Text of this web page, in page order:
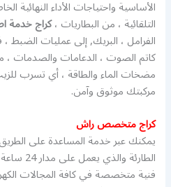
الأساسية واحتياجات الأداء النهائية
التلقائية ، من البطاريات ،كراج خدمة
الفرامل ، البريك, إلى عمليات الضبط
كاتم الصوت ، الدعامات والصدمات ،
مضخات الماء والطاقة ، أي تسرب
مركبتك موثوق وآمن.
كراج متخصص راش
يمكنك عبر خدمة المساعدة على
الطارئة
فنية متخصصة في كافة المجالات